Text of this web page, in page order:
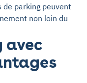
parking peuvent
non loin du
avec